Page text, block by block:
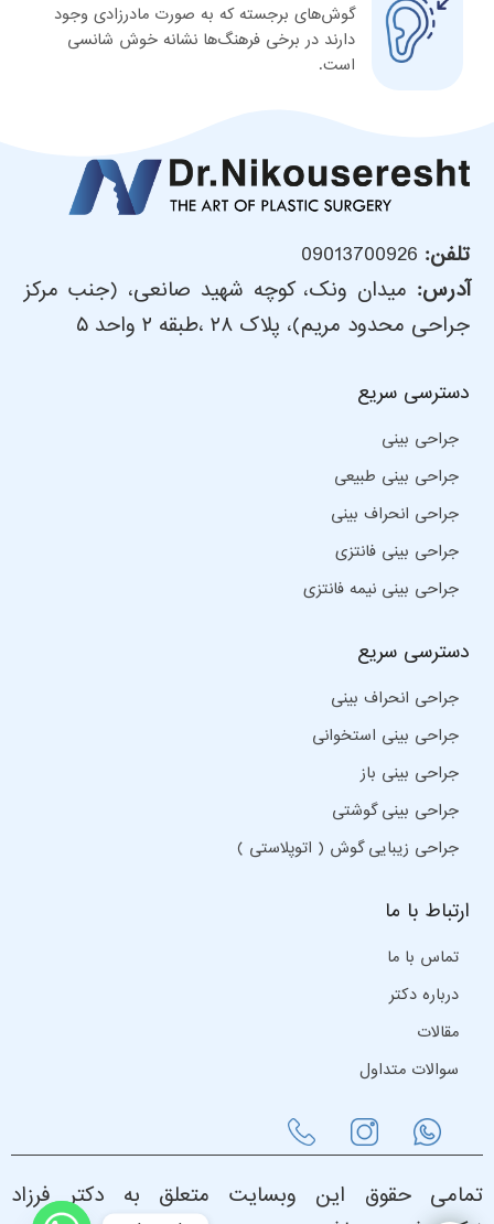
گوش‌های برجسته که به صورت مادرزادی وجود
دارند در برخی فرهنگ‌ها نشانه خوش شانسی
است.
تلفن:
آدرس: میدان ونک، کوچه شهید صانعی، (جنب مرکز
جراحی محدود مریم)، پلاک ۲۸ ،طبقه ۲ واحد ۵
دسترسی سریع
جراحی بینی
جراحی بینی طبیعی
جراحی انحراف بینی
جراحی بینی فانتزی
جراحی بینی نیمه فانتزی
دسترسی سریع
جراحی انحراف بینی
جراحی بینی استخوانی
جراحی بینی باز
جراحی بینی گوشتی
جراحی زیبایی گوش ( اتوپلاستی )
ارتباط با ما
تماس با ما
درباره دکتر
مقالات
سوالات متداول
تمامی حقوق این وبسایت متعلق به دکتر فرزاد